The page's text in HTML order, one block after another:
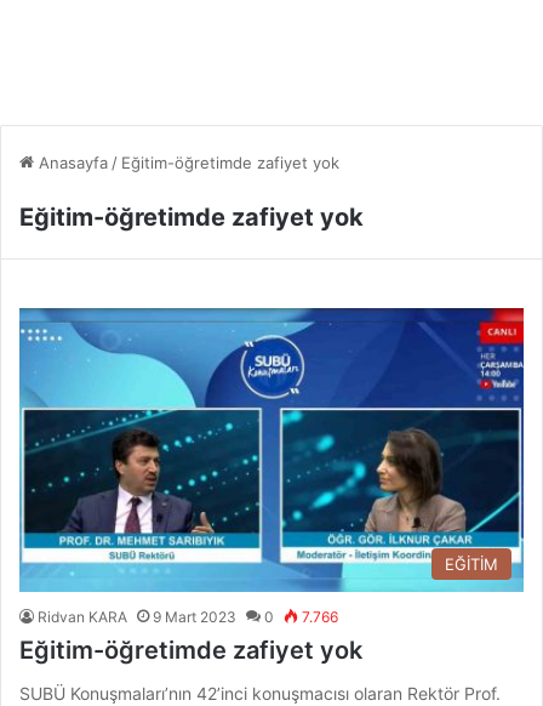
Anasayfa / Eğitim-öğretimde zafiyet yok
Eğitim-öğretimde zafiyet yok
EĞİTİM
Ridvan KARA 9 Mart 2023 0 7.766
Eğitim-öğretimde zafiyet yok
SUBÜ Konuşmaları’nın 42’inci konuşmacısı olaran Rektör Prof.